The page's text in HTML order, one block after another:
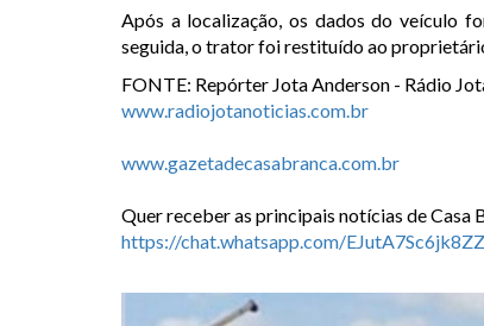
Após a localização, os dados do veículo
seguida, o trator foi restituído ao
FONTE: Repórter Jota Anderson - Rádio
www.radiojotanoticias.com.br
www.gazetadecasabranca.com.br
Quer receber as principais notícias de Casa
https://chat.whatsapp.com/